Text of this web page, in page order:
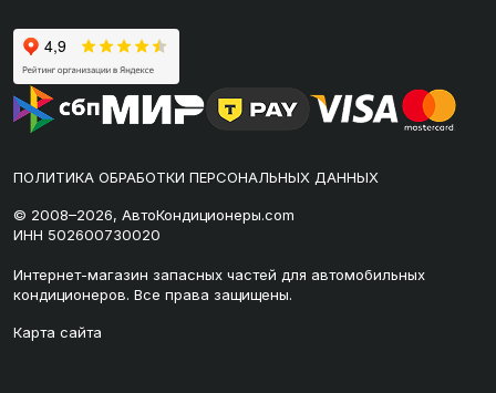
ПОЛИТИКА ОБРАБОТКИ ПЕРСОНАЛЬНЫХ ДАННЫХ
© 2008–2026, АвтоКондиционеры.com
ИНН 502600730020
Интернет-магазин запасных частей для автомобильных
кондиционеров. Все права защищены.
Карта сайта